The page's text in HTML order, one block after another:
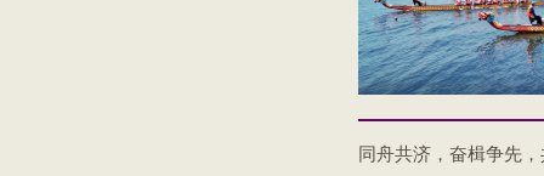
同舟共济，奋楫争先